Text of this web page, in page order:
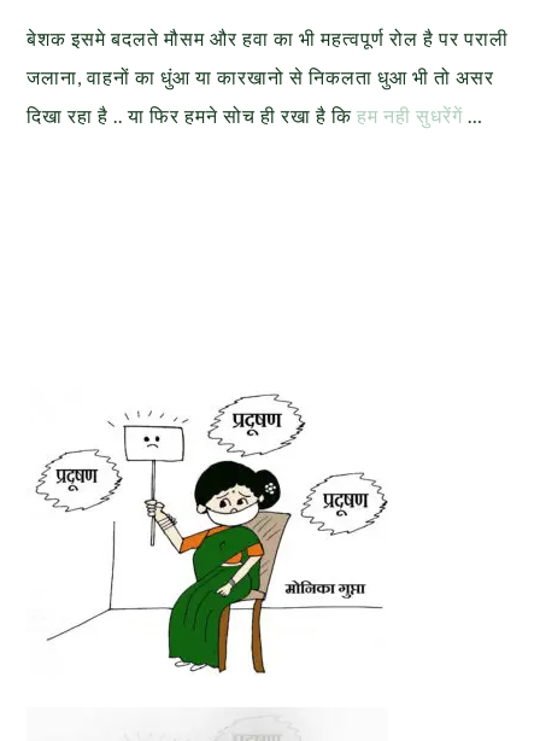
बेशक इसमे बदलते मौसम और हवा का भी महत्वपूर्ण रोल है पर पराली
जलाना, वाहनों का धुंआ या कारखानो से निकलता धुआ भी तो असर
दिखा रहा है .. या फिर हमने सोच ही रखा है किहम नही सुधरेंगें …